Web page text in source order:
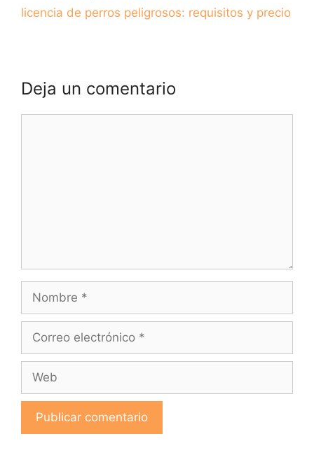
licencia de perros peligrosos: requisitos y precio
Deja un comentario